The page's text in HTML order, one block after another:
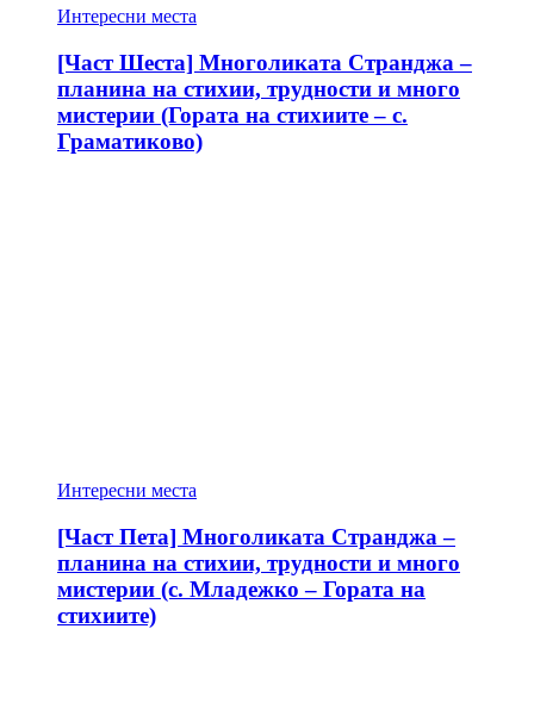
Интересни места
[Част Шеста] Многоликата Странджа –
планина на стихии, трудности и много
мистерии (Гората на стихиите – с.
Граматиково)
Интересни места
[Част Пета] Многоликата Странджа –
планина на стихии, трудности и много
мистерии (с. Младежко – Гората на
стихиите)